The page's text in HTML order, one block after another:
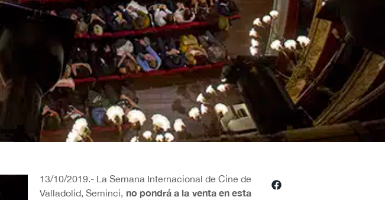
13/10/2019.- La Semana Internacional de Cine de
Valladolid, Seminci, no pondrá a la venta en esta